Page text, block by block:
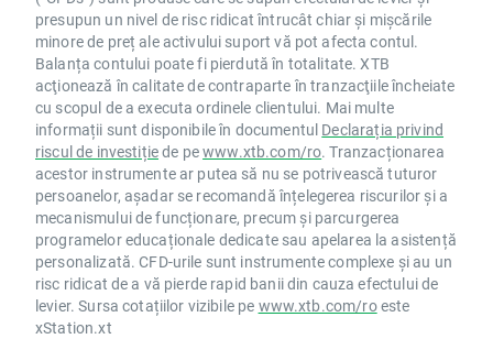
presupun un nivel de risc ridicat întrucât chiar și mișcările
minore de preț ale activului suport vă pot afecta contul.
Balanța contului poate fi pierdută în totalitate. XTB
acţionează în calitate de contraparte în tranzacţiile încheiate
cu scopul de a executa ordinele clientului. Mai multe
informații sunt disponibile în documentul Declarația privind
riscul de investițiede pewww.xtb.com/ro. Tranzacționarea
acestor instrumente ar putea să nu se potrivească tuturor
persoanelor, așadar se recomandă înțelegerea riscurilor și a
mecanismului de funcționare, precum și parcurgerea
programelor educaționale dedicate sau apelarea la asistență
personalizată. CFD-urile sunt instrumente complexe și au un
risc ridicat de a vă pierde rapid banii din cauza efectului de
levier. Sursa cotațiilor vizibile pe www.xtb.com/roeste
xStation.xt